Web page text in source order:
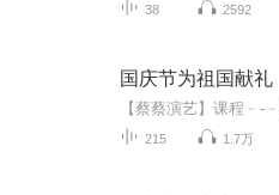
38 2592
国庆节为祖国献礼
215 1.7万